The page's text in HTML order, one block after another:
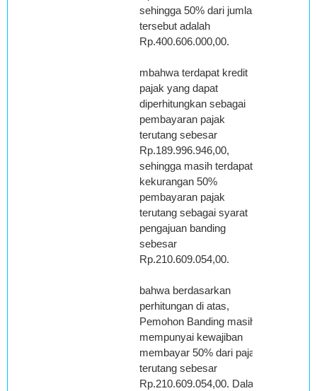
sehingga 50% dari jumlah
tersebut adalah
Rp.400.606.000,00.
mbahwa terdapat kredit
pajak yang dapat
diperhitungkan sebagai
pembayaran pajak
terutang sebesar
Rp.189.996.946,00,
sehingga masih terdapat
kekurangan 50%
pembayaran pajak
terutang sebagai syarat
pengajuan banding
sebesar
Rp.210.609.054,00.
bahwa berdasarkan
perhitungan di atas,
Pemohon Banding masih
mempunyai kewajiban
membayar 50% dari pajak
terutang sebesar
Rp.210.609.054,00. Dalam